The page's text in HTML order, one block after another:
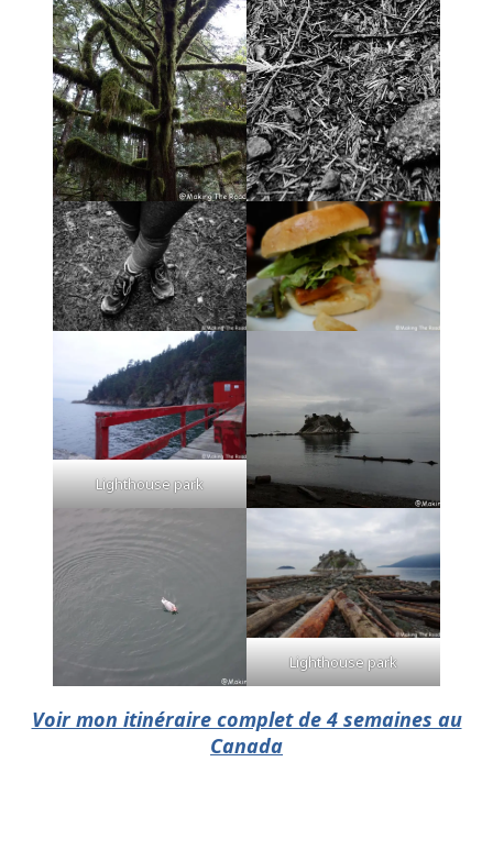
Lighthouse park
Lighthouse park
Voir mon itinéraire complet de 4 semaines au
Canada